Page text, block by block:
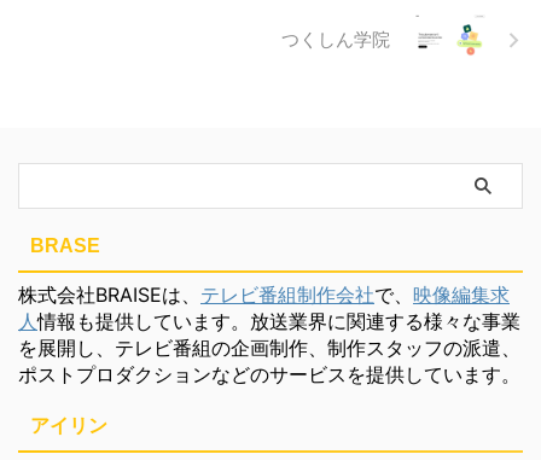
つくしん学院
BRASE
株式会社BRAISEは、 テレビ番組制作会社で、 映像編集求
人情報も提供しています。放送業界に関連する様々な事業
を展開し、テレビ番組の企画制作、制作スタッフの派遣、
ポストプロダクションなどのサービスを提供しています。
アイリン